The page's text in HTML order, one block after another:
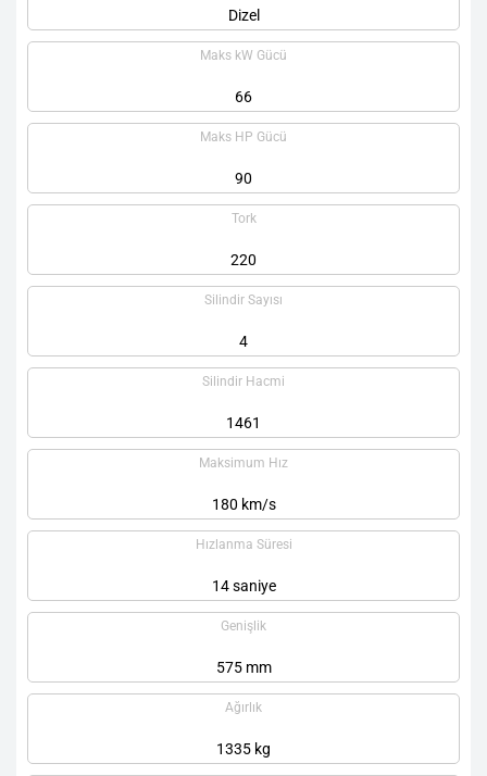
Dizel
Maks kW Gücü
66
Maks HP Gücü
90
Tork
220
Silindir Sayısı
4
Silindir Hacmi
1461
Maksimum Hız
180 km/s
Hızlanma Süresi
14 saniye
Genişlik
575 mm
Ağırlık
1335 kg